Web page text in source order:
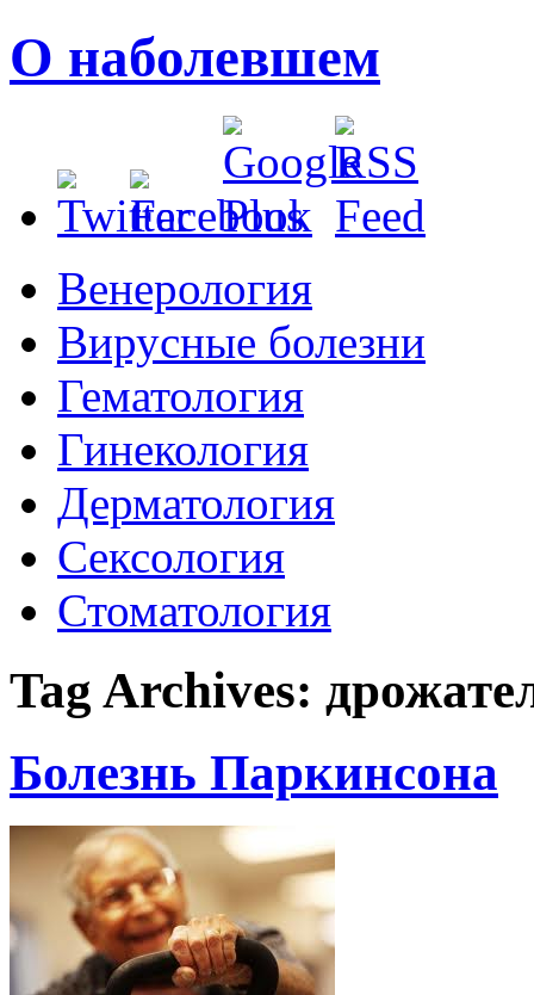
О наболевшем
Венерология
Вирусные болезни
Гематология
Гинекология
Дерматология
Сексология
Стоматология
Tag Archives:
Болезнь Паркинсона